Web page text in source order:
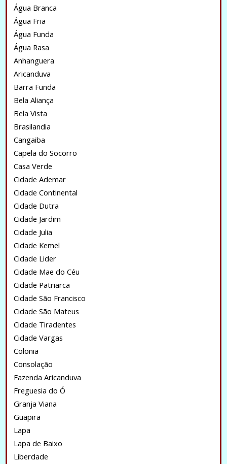
Água Branca
Água Fria
Água Funda
Água Rasa
Anhanguera
Aricanduva
Barra Funda
Bela Aliança
Bela Vista
Brasilandia
Cangaiba
Capela do Socorro
Casa Verde
Cidade Ademar
Cidade Continental
Cidade Dutra
Cidade Jardim
Cidade Julia
Cidade Kemel
Cidade Lider
Cidade Mae do Céu
Cidade Patriarca
Cidade São Francisco
Cidade São Mateus
Cidade Tiradentes
Cidade Vargas
Colonia
Consolação
Fazenda Aricanduva
Freguesia do Ó
Granja Viana
Guapira
Lapa
Lapa de Baixo
Liberdade